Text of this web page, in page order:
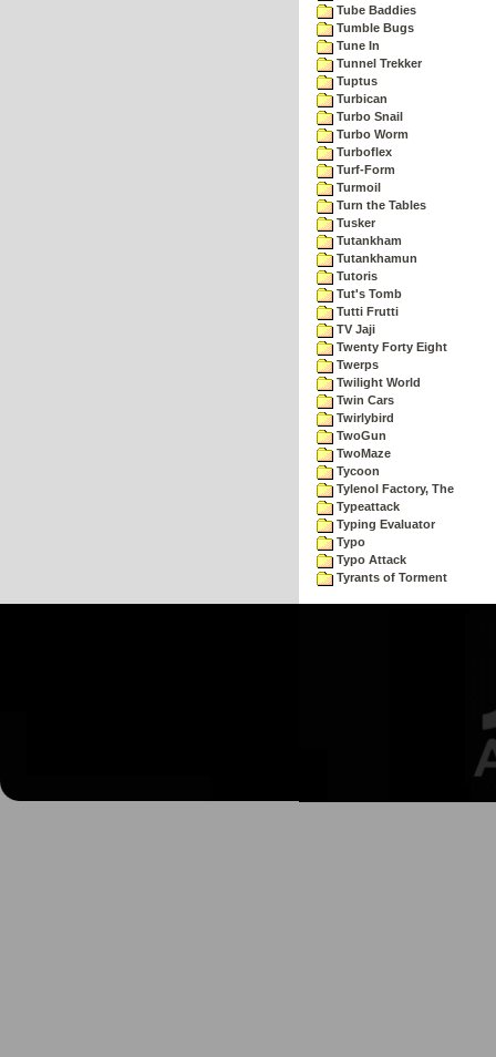
Tube Baddies
Tumble Bugs
Tune In
Tunnel Trekker
Tuptus
Turbican
Turbo Snail
Turbo Worm
Turboflex
Turf-Form
Turmoil
Turn the Tables
Tusker
Tutankham
Tutankhamun
Tutoris
Tut's Tomb
Tutti Frutti
TV Jaji
Twenty Forty Eight
Twerps
Twilight World
Twin Cars
Twirlybird
TwoGun
TwoMaze
Tycoon
Tylenol Factory, The
Typeattack
Typing Evaluator
Typo
Typo Attack
Tyrants of Torment